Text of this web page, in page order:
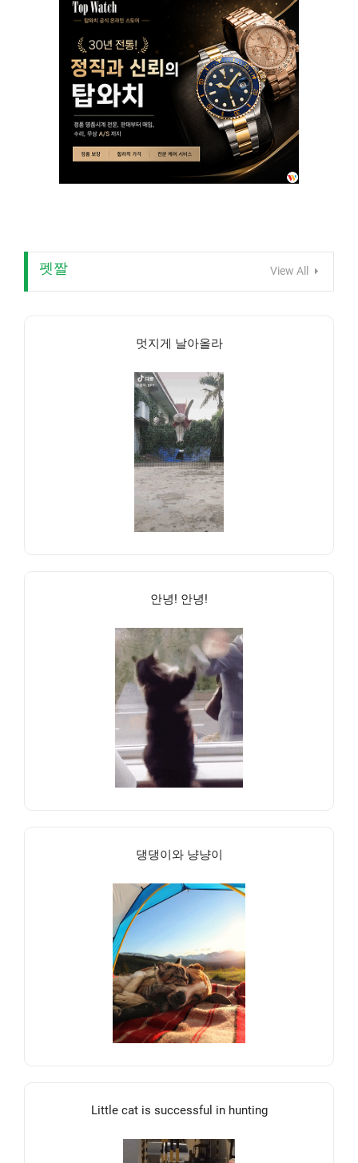
펫짤 View All
멋지게 날아올라
안녕! 안녕!
댕댕이와 냥냥이
Little cat is successful in hunting